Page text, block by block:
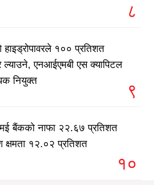
८
हाइड्रोपावरले १०० प्रतिशत
एनआईएमबी एस क्यापिटल
नियुक्त
९
बैंकको नाफा २२.६७ प्रतिशत
क्षमता १२.०२ प्रतिशत
१०